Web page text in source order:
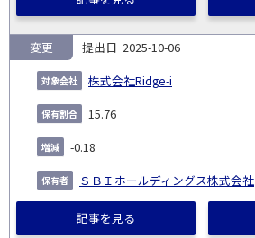
2025-10-06
株式会社Ridge-i
変更
15.76
-0.18
ＳＢＩホールディングス株式会社
記事を見る